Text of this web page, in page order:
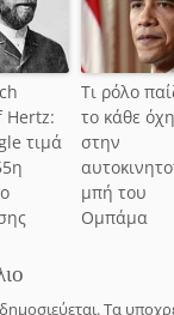
Hertz:
τιμά
Τι ρόλο
το κάθε
στην
μπή του
Ομπάμα
Τα